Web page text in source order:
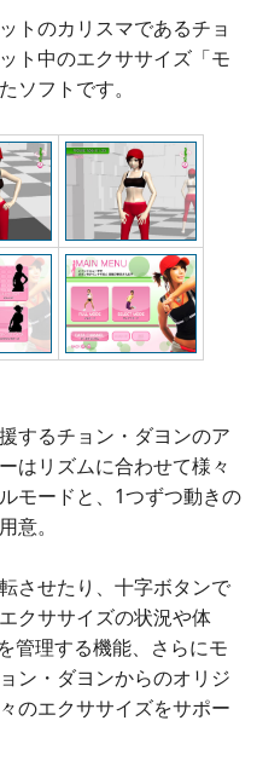
トのカリスマであるチョ
ト中のエクササイズ「モ
ソフトです。
するチョン・ダヨンのア
はリズムに合わせて様々
モードと、1つずつ動きの
意。
させたり、十字ボタンで
クササイズの状況や体
管理する機能、さらにモ
ン・ダヨンからのオリジ
のエクササイズをサポー